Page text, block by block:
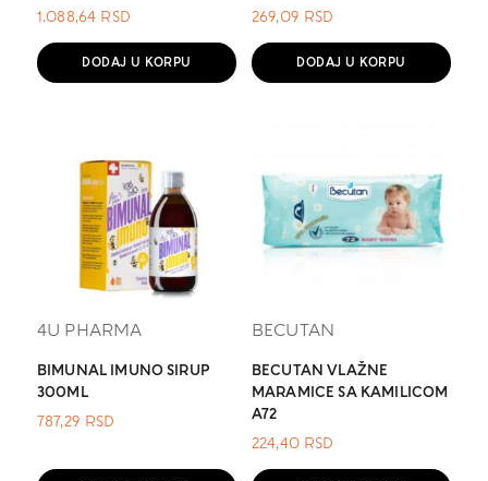
1.088,64 RSD
DODAJ U KORPU
269,09 RSD
DODAJ U KORPU
4U PHARMA
BIMUNAL IMUNO SIRUP
300ML
787,29 RSD
BECUTAN
BECUTAN VLAŽNE
MARAMICE SA KAMILICOM
A72
224,40 RSD